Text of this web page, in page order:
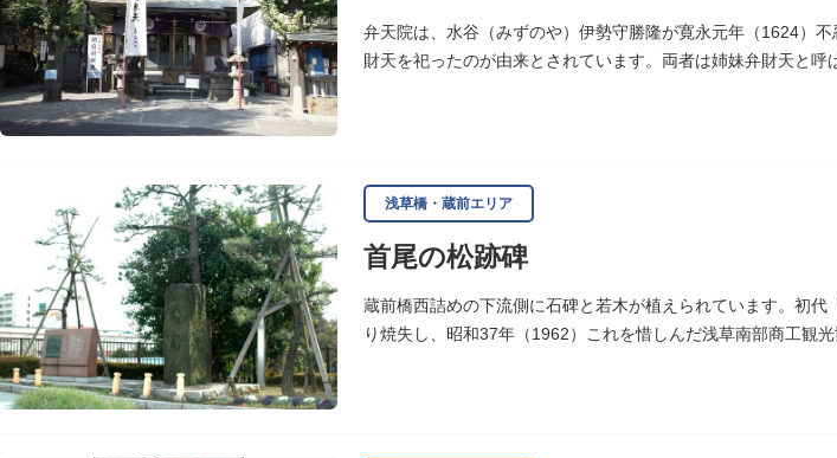
弁天院は、水谷（みずのや）伊勢守勝隆が寛永元年（1624）
財天を祀ったのが由来とされています。両者は姉妹弁財天と呼
浅草橋・蔵前エリア
首尾の松跡碑
蔵前橋西詰めの下流側に石碑と若木が植えられています。初
り焼失し、昭和37年（1962）これを惜しんだ浅草南部商工観